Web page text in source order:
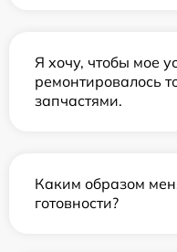
Я хочу, чтобы мое
ремонтировалось
запчастями.
Каким образом
готовности?